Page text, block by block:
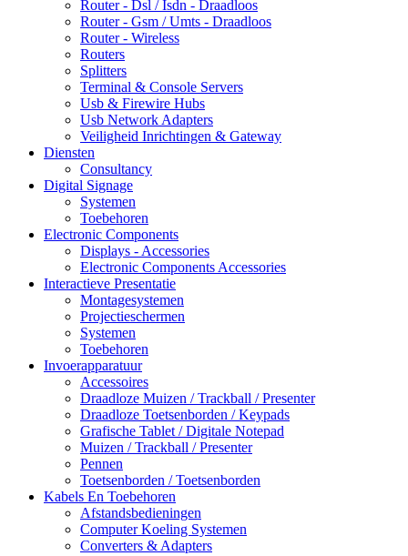
Router - Dsl / Isdn - Draadloos
Router - Gsm / Umts - Draadloos
Router - Wireless
Routers
Splitters
Terminal & Console Servers
Usb & Firewire Hubs
Usb Network Adapters
Veiligheid Inrichtingen & Gateway
Diensten
Consultancy
Digital Signage
Systemen
Toebehoren
Electronic Components
Displays - Accessories
Electronic Components Accessories
Interactieve Presentatie
Montagesystemen
Projectieschermen
Systemen
Toebehoren
Invoerapparatuur
Accessoires
Draadloze Muizen / Trackball / Presenter
Draadloze Toetsenborden / Keypads
Grafische Tablet / Digitale Notepad
Muizen / Trackball / Presenter
Pennen
Toetsenborden / Toetsenborden
Kabels En Toebehoren
Afstandsbedieningen
Computer Koeling Systemen
Converters & Adapters